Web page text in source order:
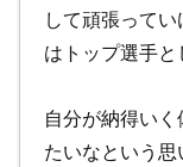
して頑張ってい
はトップ選手と
自分が納得い
たいなという